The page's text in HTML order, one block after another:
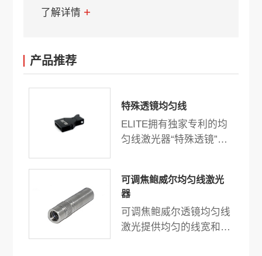
了解详情
产品推荐
特殊透镜均匀线
ELITE拥有独家专利的均
匀线激光器“特殊透镜”是
和技术提供高均匀度功率
和均匀线宽。
可调焦鲍威尔均匀线激光
器
可调焦鲍威尔透镜均匀线
激光提供均匀的线宽和强